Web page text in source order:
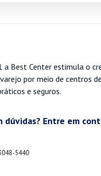
a Best Center estimula o
por meio de centros
e seguros.
dúvidas? Entre em
5440